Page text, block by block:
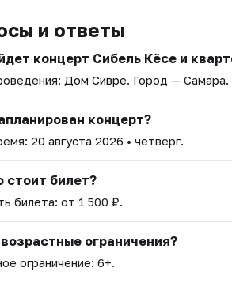
и ответы
концерт Сибель Кёсе и
Дом Сивре. Город — Самара.
концерт?
20 августа 2026 • четверг.
стоит билет?
билета: от 1 500 ₽.
ограничения?
ограничение: 6+.